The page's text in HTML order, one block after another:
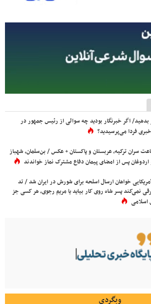
بدهید/ اگر خبرنگار بودید چه سوالی از رئیس جمهور در
فردا می‌پرسیدید؟
سران ترکیه، عربستان و پاکستان + عکس / بن‌سلمان، شهباز
پس از امضای پیمان دفاع مشترک نماز خواندند
خواهان ارسال اسلحه برای شورش در ایران شد / تد
نمی‌کند پسر شاه روی کار بیاید یا مریم رجوی، هر کسی جز
وبگردی